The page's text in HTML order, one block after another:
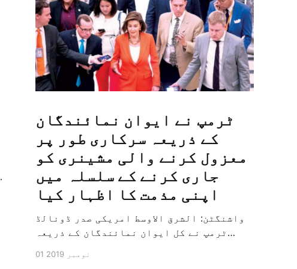
ٹرمپ نے ایوان نمائندگان
کے ذریعہ سرکاری طور پر
معزول کرنے والی مشینری کو
جاری کرنے کے سلسلہ میں
اپنی مذمت کا اظہار کیا
واشنگٹن: الشرق الاوسط امریکی صدر ڈونالڈ
ٹرمپ نے کل ایوان نمائندگان کے ذریعہ
جاری کرنے کے سلسلہ میں اپنی مذمت کا
01 نومبر 2019